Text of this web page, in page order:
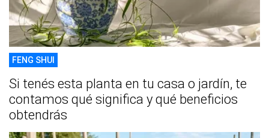
FENG SHUI
Si tenés esta planta en tu casa o jardín, te
contamos qué significa y qué beneficios
obtendrás